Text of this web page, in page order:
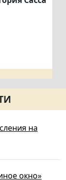
на
окно»